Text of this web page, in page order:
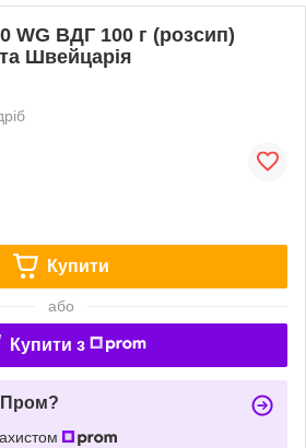
WG ВДГ 100 г (розсип)
Швейцарія
Купити
або
Купити з
Пром?